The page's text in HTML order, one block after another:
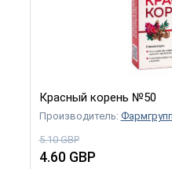
Красный корень №50
Производитель: Фармгрупп
5.10 GBP
4.60 GBP